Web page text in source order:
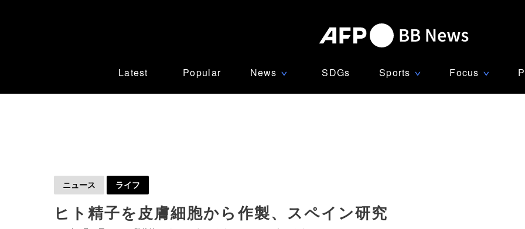
Latest Popular News ∨ SDGs Sports ∨ Focus ∨
ニュース ライフ
ヒト精子を皮膚細胞から作製、スペイン研究